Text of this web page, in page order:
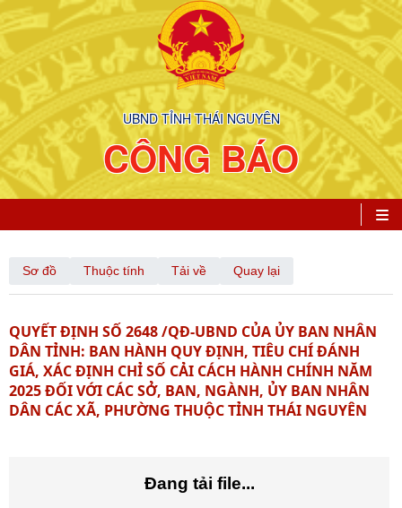
UBND TỈNH THÁI NGUYÊN
CÔNG BÁO
Sơ đồ Thuộc tính Tải về Quay lại
QUYẾT ĐỊNH SỐ 2648 /QĐ-UBND CỦA ỦY BAN NHÂN
DÂN TỈNH: BAN HÀNH QUY ĐỊNH, TIÊU CHÍ ĐÁNH
GIÁ, XÁC ĐỊNH CHỈ SỐ CẢI CÁCH HÀNH CHÍNH NĂM
2025 ĐỐI VỚI CÁC SỞ, BAN, NGÀNH, ỦY BAN NHÂN
DÂN CÁC XÃ, PHƯỜNG THUỘC TỈNH THÁI NGUYÊN